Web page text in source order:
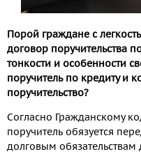
Порой граждане с
договор поручительства
тонкости и особенности
поручитель по кредиту и
поручительство?
Согласно Гражданскому
поручитель обязуется
долговым